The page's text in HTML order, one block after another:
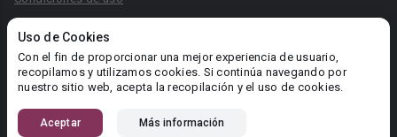
Uso de Cookies
Con el fin de proporcionar una mejor experiencia de usuario,
recopilamos y utilizamos cookies. Si continúa navegando por
nuestro sitio web, acepta la recopilación y el uso de cookies.
Aceptar Más información
Reglas para la publicación de libros
Área RR.PP.: pr@booknet.com
© 2026 Booknet. Todos los derechos reservados.